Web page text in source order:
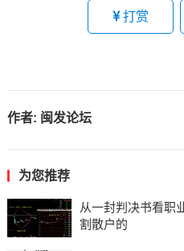
打赏
作者: 闽发论坛
为您推荐
从一封判决书看职
割散户的